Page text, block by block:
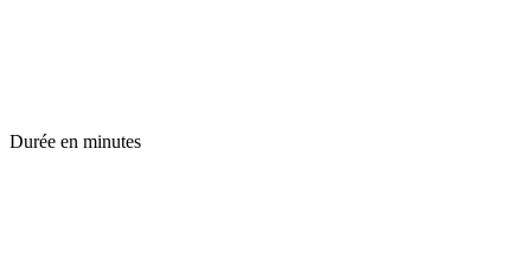
Durée en minutes